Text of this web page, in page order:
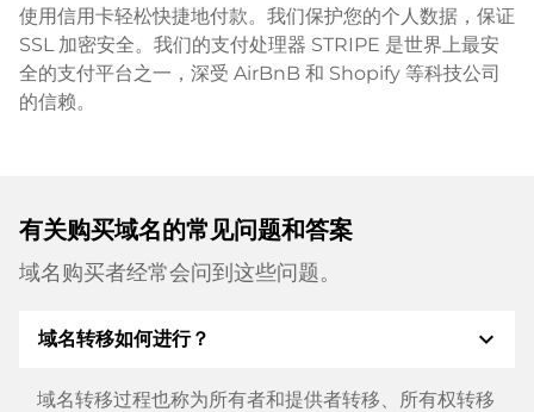
使用信用卡轻松快捷地付款。我们保护您的个人数据，保证
SSL 加密安全。我们的支付处理器 STRIPE 是世界上最安
全的支付平台之一，深受 AirBnB 和 Shopify 等科技公司
的信赖。
有关购买域名的常见问题和答案
域名购买者经常会问到这些问题。
域名转移如何进行？ expand_more
域名转移过程也称为所有者和提供者转移、所有权转移